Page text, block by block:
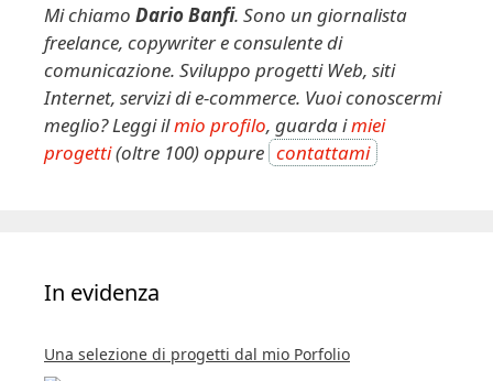
Mi chiamo Dario Banfi. Sono un giornalista
freelance, copywriter e consulente di
comunicazione. Sviluppo progetti Web, siti
Internet, servizi di e-commerce. Vuoi conoscermi
meglio? Leggi ilmio profilo, guarda imiei
progetti(oltre 100) oppure contattami
In evidenza
Una selezione di progetti dal mio Porfolio